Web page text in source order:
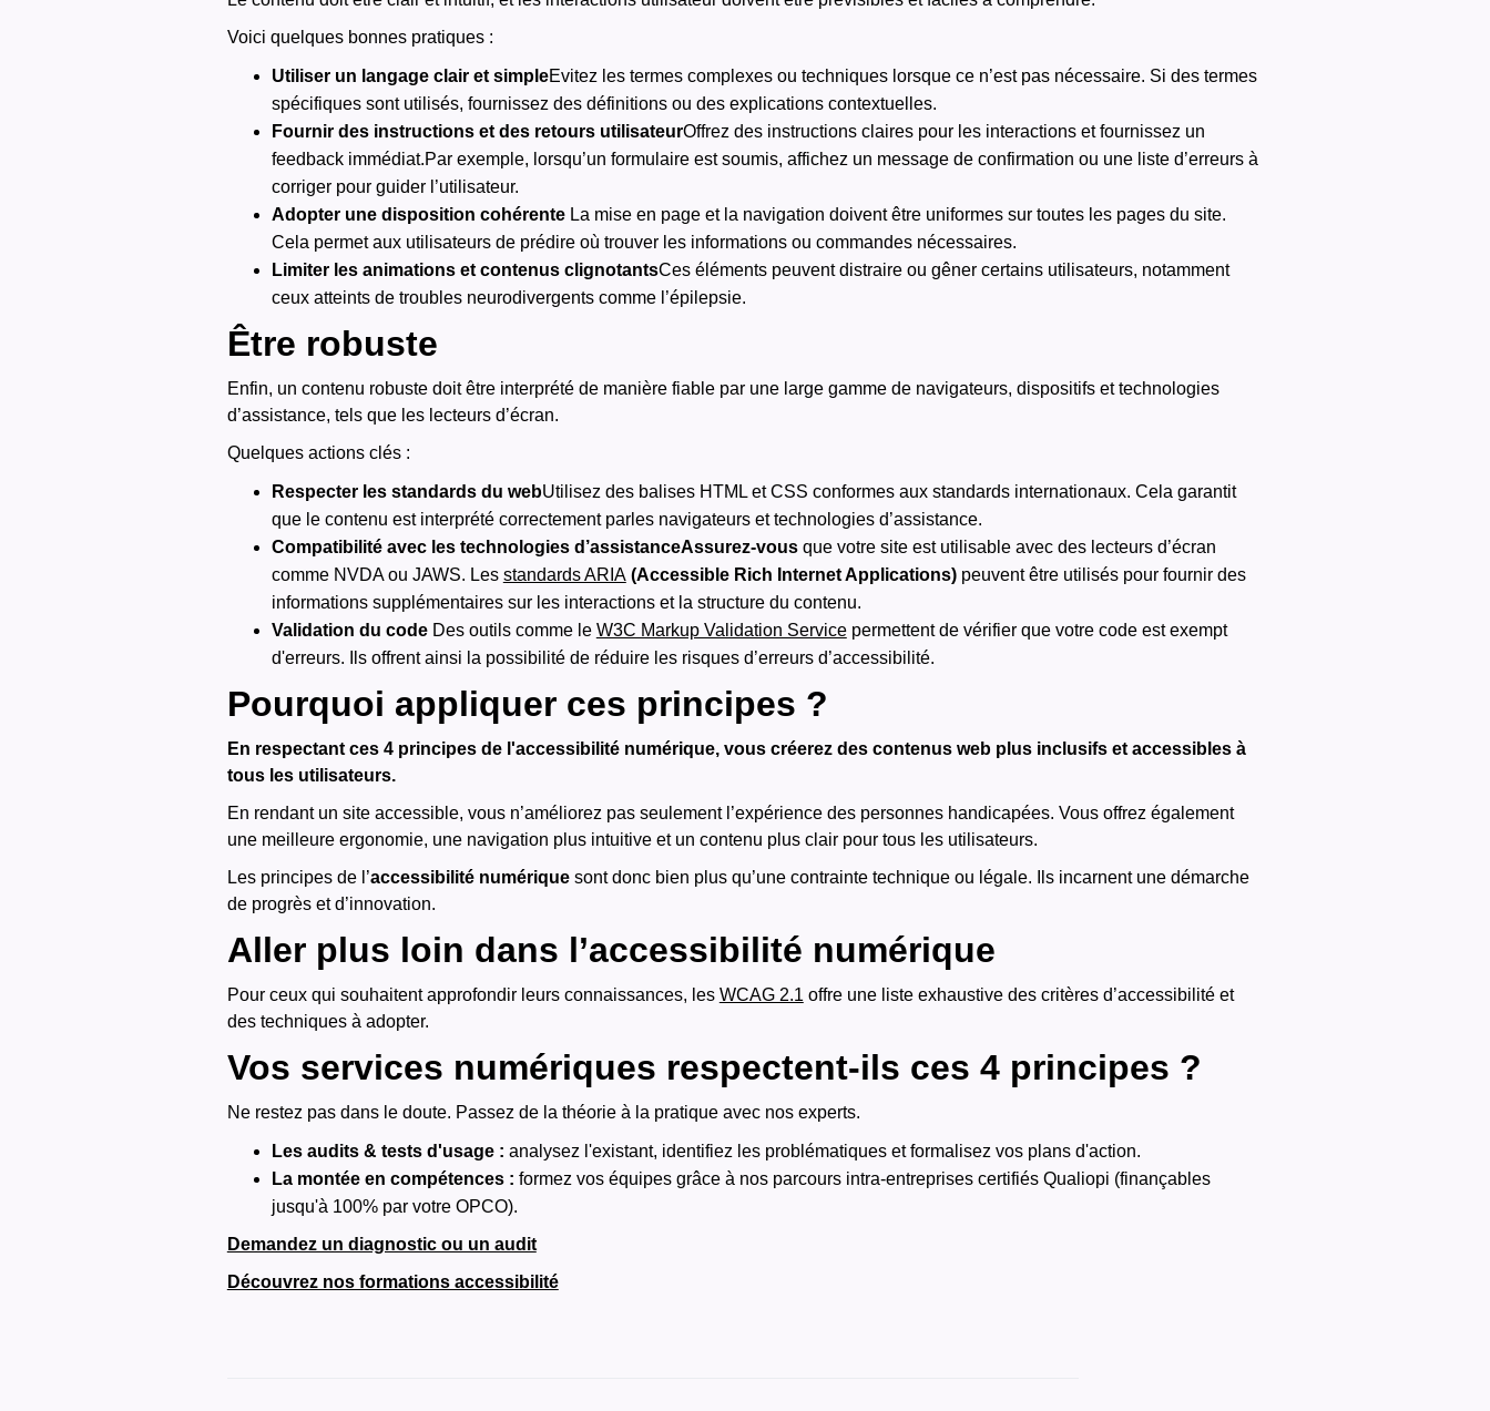
‍Voici quelques bonnes pratiques :
Utiliser un langage clair et simpleEvitez les termes complexes ou techniques lorsque ce n’est pas nécessaire. Si des termes
spécifiques sont utilisés, fournissez des définitions ou des explications contextuelles.
Fournir des instructions et des retours utilisateurOffrez des instructions claires pour les interactions et fournissez un
feedback immédiat.Par exemple, lorsqu’un formulaire est soumis, affichez un message de confirmation ou une liste d’erreurs à
corriger pour guider l’utilisateur.
Adopter une disposition cohérente La mise en page et la navigation doivent être uniformes sur toutes les pages du site.
Cela permet aux utilisateurs de prédire où trouver les informations ou commandes nécessaires.
Limiter les animations et contenus clignotantsCes éléments peuvent distraire ou gêner certains utilisateurs, notamment
ceux atteints de troubles neurodivergents comme l’épilepsie.
Être robuste
Enfin, un contenu robuste doit être interprété de manière fiable par une large gamme de navigateurs, dispositifs et technologies
d’assistance, tels que les lecteurs d’écran.
Quelques actions clés :
Respecter les standards du webUtilisez des balises HTML et CSS conformes aux standards internationaux. Cela garantit
que le contenu est interprété correctement parles navigateurs et technologies d’assistance.
Compatibilité avec les technologies d’assistanceAssurez-vous que votre site est utilisable avec des lecteurs d’écran
comme NVDA ou JAWS. Les standards ARIA (Accessible Rich Internet Applications)peuvent être utilisés pour fournir des
informations supplémentaires sur les interactions et la structure du contenu.
Validation du code Des outils comme le W3C Markup Validation Servicepermettent de vérifier que votre code est exempt
d'erreurs. Ils offrent ainsi la possibilité de réduire les risques d’erreurs d’accessibilité.
Pourquoi appliquer ces principes ?
En respectant ces 4 principes de l'accessibilité numérique, vous créerez des contenus web plus inclusifs et accessibles à
tous les utilisateurs.
En rendant un site accessible, vous n’améliorez pas seulement l’expérience des personnes handicapées. Vous offrez également
une meilleure ergonomie, une navigation plus intuitive et un contenu plus clair pour tous les utilisateurs.
Les principes de l’accessibilité numériquesont donc bien plus qu’une contrainte technique ou légale. Ils incarnent une démarche
de progrès et d’innovation.
‍Aller plus loin dans l’accessibilité numérique
Pour ceux qui souhaitent approfondir leurs connaissances, les WCAG 2.1 offre une liste exhaustive des critères d’accessibilité et
des techniques à adopter.
Vos services numériques respectent-ils ces 4 principes ?
Ne restez pas dans le doute. Passez de la théorie à la pratique avec nos experts.
Les audits & tests d'usage : analysez l'existant, identifiez les problématiques et formalisez vos plans d'action.
La montée en compétences : formez vos équipes grâce à nos parcours intra-entreprises certifiés Qualiopi (finançables
jusqu'à 100% par votre OPCO).
Demandez un diagnostic ou un audit
Découvrez nos formations accessibilité